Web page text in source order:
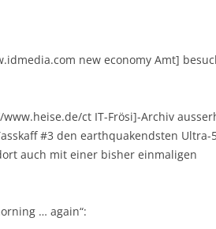
new economy Amt]
ct IT-Frösi]-Archiv
#3 den earthquakendsten Ultra-
auch mit einer bisher einmaligen
… again“: